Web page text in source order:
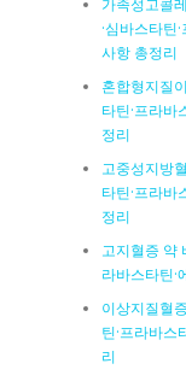
·심바스타틴
사항 총정리
혼합형지질
타틴·프라바
정리
고중성지방
타틴·프라바
정리
고지혈증 약
라바스타틴·
이상지질혈
틴·프라바스
리